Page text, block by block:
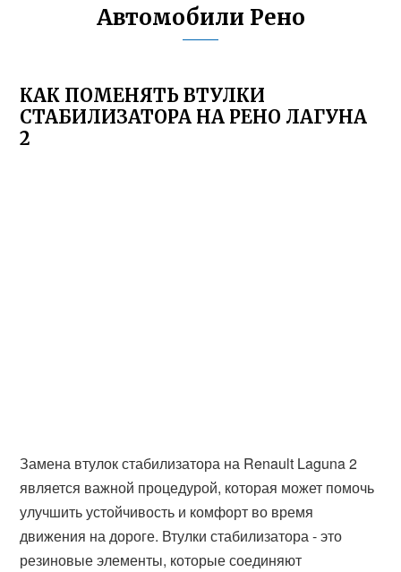
Автомобили Рено
КАК ПОМЕНЯТЬ ВТУЛКИ
СТАБИЛИЗАТОРА НА РЕНО ЛАГУНА
2
Замена втулок стабилизатора на Renault Laguna 2
является важной процедурой, которая может помочь
улучшить устойчивость и комфорт во время
движения на дороге. Втулки стабилизатора - это
резиновые элементы, которые соединяют